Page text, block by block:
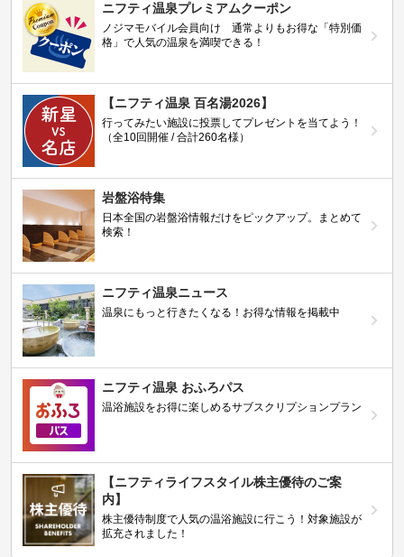
ニフティ温泉プレミアムクーポン
ノジマモバイル会員向け 通常よりもお得な「特別価
格」で人気の温泉を満喫できる！
【ニフティ温泉 百名湯2026】
行ってみたい施設に投票してプレゼントを当てよう！
（全10回開催 / 合計260名様）
岩盤浴特集
日本全国の岩盤浴情報だけをピックアップ。まとめて
検索！
ニフティ温泉ニュース
温泉にもっと行きたくなる！お得な情報を掲載中
ニフティ温泉 おふろパス
温浴施設をお得に楽しめるサブスクリプションプラン
【ニフティライフスタイル株主優待のご案
内】
株主優待制度で人気の温浴施設に行こう！対象施設が
拡充されました！